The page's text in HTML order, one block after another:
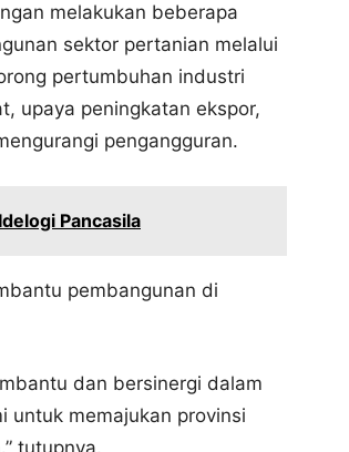
melakukan beberapa
sektor pertanian melalui
pertumbuhan industri
upaya peningkatan ekspor,
pengangguran.
Pancasila
pembangunan di
dan bersinergi dalam
untuk memajukan provinsi
tutupnya.